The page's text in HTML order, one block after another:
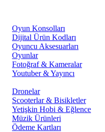
Oyun Konsolları
Dijital Ürün Kodları
Oyuncu Aksesuarları
Oyunlar
Fotoğraf & Kameralar
Youtuber & Yayıncı
Dronelar
Scooterlar & Bisikletler
Yetişkin Hobi & Eğlence
Müzik Ürünleri
Ödeme Kartları